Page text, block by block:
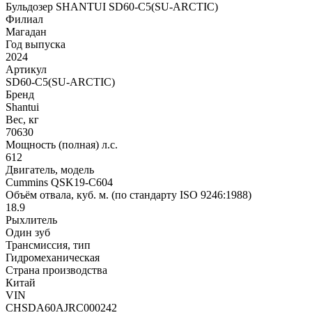
Бульдозер SHANTUI SD60-C5(SU-ARCTIC)
Филиал
Магадан
Год выпуска
2024
Артикул
SD60-C5(SU-ARCTIC)
Бренд
Shantui
Вес, кг
70630
Мощность (полная) л.с.
612
Двигатель, модель
Cummins QSK19-C604
Объём отвала, куб. м. (по стандарту ISO 9246:1988)
18.9
Рыхлитель
Один зуб
Трансмиссия, тип
Гидромеханическая
Страна производства
Китай
VIN
CHSDA60AJRC000242